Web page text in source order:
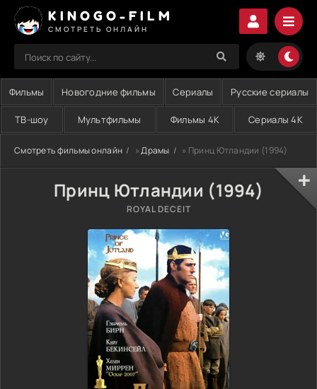
KINOGO-FILM
СМОТРЕТЬ ОНЛАЙН
Фильмы Новогодние фильмы Сериалы Русские сериалы
ТВ-шоу Мультфильмы Фильмы 4K Сериалы 4K
Смотреть фильмы онлайн »Драмы » Принц Ютландии (1994)
Принц Ютландии (1994)
ROYAL DECEIT